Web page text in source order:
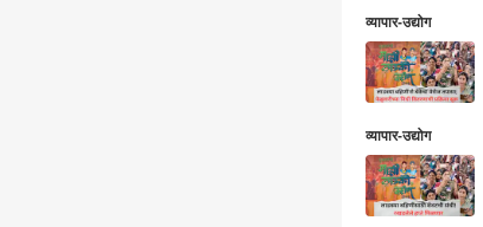
व्यापार-उद्योग
व्यापार-उद्योग